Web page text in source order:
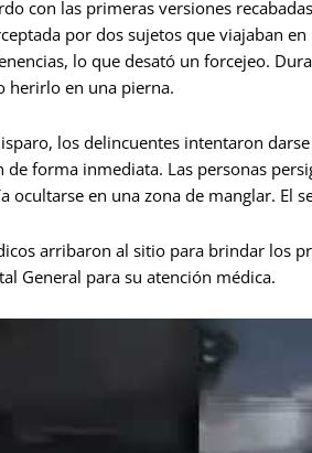
con las primeras versiones
por dos sujetos que viajaban
lo que desató un forcejeo.
herirlo en una pierna.
los delincuentes intentaron
de forma inmediata. Las personas
ocultarse en una zona de manglar. El
arribaron al sitio para brindar los
General para su atención médica.